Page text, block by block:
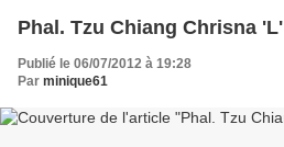
Phal. Tzu Chiang Chrisna 'L'
Publié le 06/07/2012 à 19:28
Par minique61